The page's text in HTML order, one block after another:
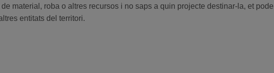
material, roba o altres recursos i no saps a quin projecte destinar-la, et
entitats del territori.